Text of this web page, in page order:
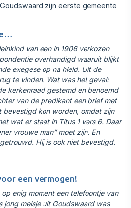
zijn eerste gemeente
van een in 1906 verkozen
overhandigd waaruit blijkt
exegese op na hield. Uit de
te vinden. Wat was het geval:
kerkenraad gestemd en benoemd
van de predikant een brief met
bevestigd kon worden, omdat zijn
wat er staat in Titus 1 vers 6. Daar
vrouwe man” moet zijn. En
Hij is ook niet bevestigd.
een vermogen!
enig moment een telefoontje van
jong meisje uit Goudswaard was